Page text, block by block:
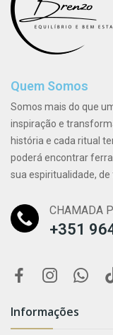
Quem Somos
Somos mais do que
inspiração e
história e cada ritual
poderá encontrar
sua espiritualidade, de
CHAMADA
+351
Informações